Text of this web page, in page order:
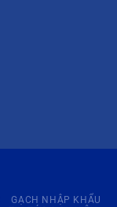
GẠCH NHẬP KHẨU